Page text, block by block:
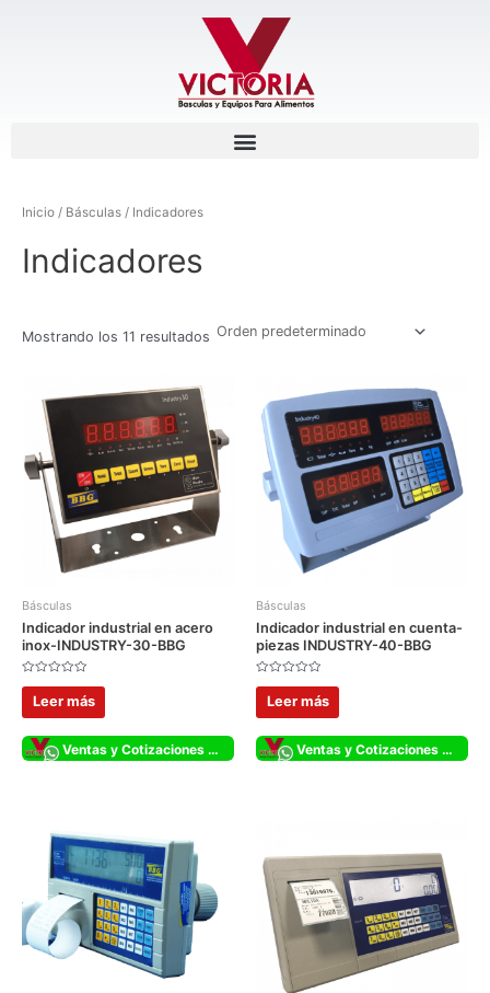
Menu
Inicio / Básculas / Indicadores
Indicadores
Mostrando los 11 resultados
Básculas
Indicador industrial en acero
inox-INDUSTRY-30-BBG
Valorado
con
de
Leer más
Ventas y Cotizaciones Whatsapp
Básculas
Indicador industrial en cuenta-
piezas INDUSTRY-40-BBG
Valorado
con
de
Leer más
Ventas y Cotizaciones Whatsapp